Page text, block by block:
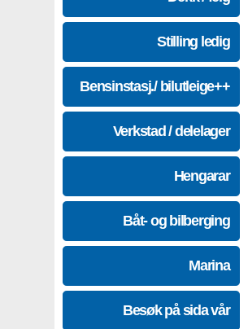
Stilling ledig
Bensinstasj./ bilutleige++
Verkstad / delelager
Hengarar
Båt- og bilberging
Marina
Besøk på sida vår